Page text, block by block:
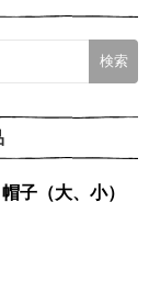
子（大、小）